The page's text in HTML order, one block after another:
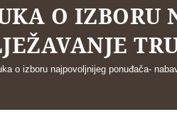
O IZBORU
o izboru najpovoljnijeg ponuđača-